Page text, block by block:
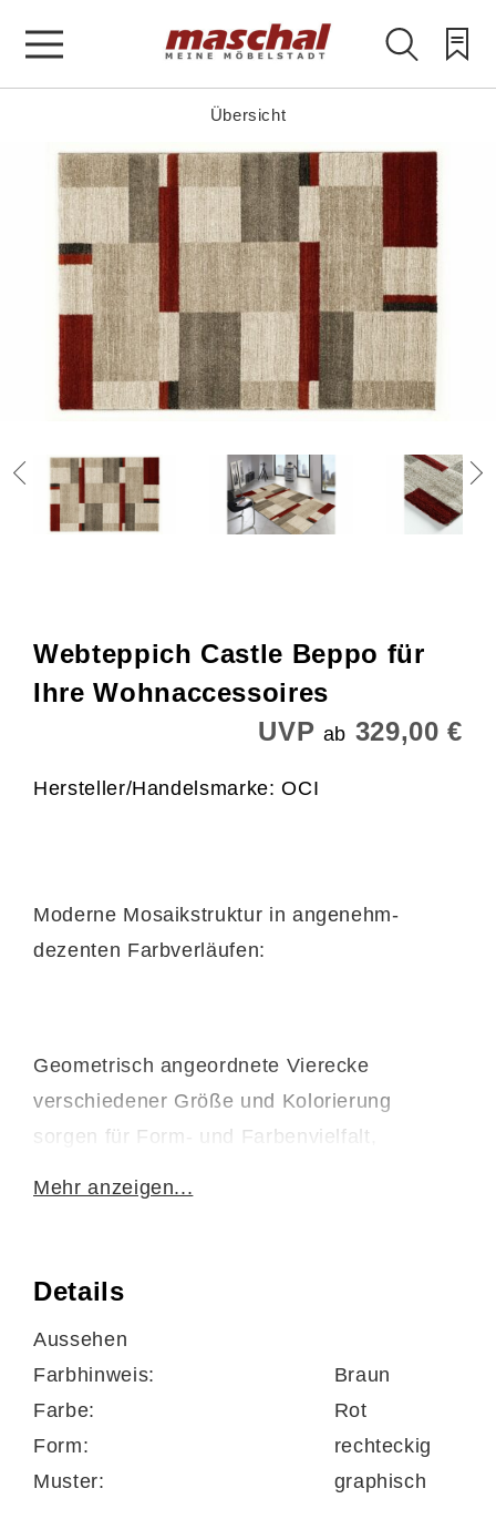
Übersicht
Webteppich Castle Beppo für
Ihre Wohnaccessoires
UVP ab 329,00 €
Hersteller/Handelsmarke: OCI
Moderne Mosaikstruktur in angenehm-
dezenten Farbverläufen:
Geometrisch angeordnete Vierecke
verschiedener Größe und Kolorierung
sorgen für Form- und Farbenvielfalt,
Webteppich ist seitlich gekettelt und vor Kopf
Mehr anzeigen...
Details
Aussehen
Farbhinweis:
Braun
Farbe:
Rot
Form:
rechteckig
Muster:
graphisch